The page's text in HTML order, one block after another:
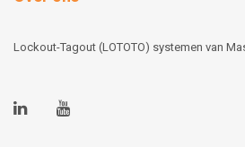
Lockout-Tagout (LOTOTO) systemen van